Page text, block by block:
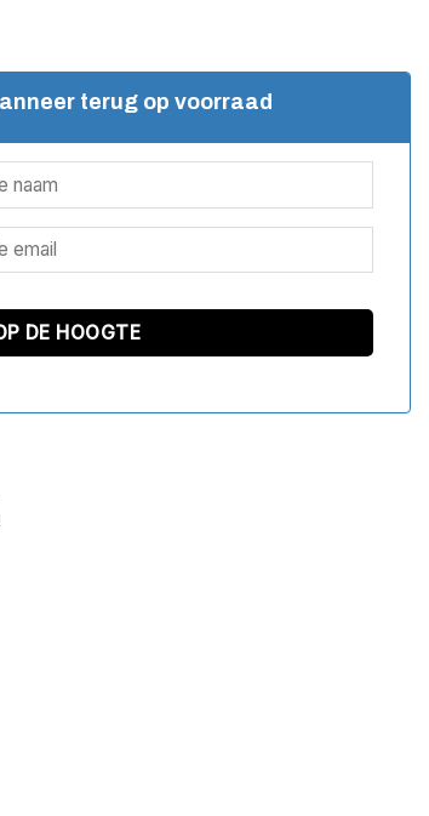
terug op voorraad